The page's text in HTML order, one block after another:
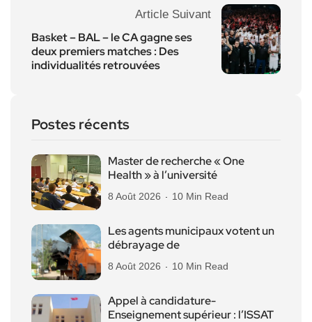
Article Suivant
Basket – BAL – le CA gagne ses
deux premiers matches : Des
individualités retrouvées
Postes récents
Master de recherche « One
Health » à l’université
8 Août 2026 10 Min Read
Les agents municipaux votent un
débrayage de
8 Août 2026 10 Min Read
Appel à candidature-
Enseignement supérieur : l’ISSAT